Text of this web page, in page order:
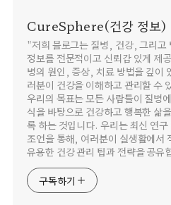
CureSphere(건강 정보)
"저희 블로그는 질병, 건강, 그리고
정보를 전문적이고 신뢰감 있게 제
병의 원인, 증상, 치료 방법을 깊이
러분이 건강을 이해하고 관리할 수
우리의 목표는 모든 사람들이 질병
식을 바탕으로 건강하고 행복한 삶
록 하는 것입니다. 우리는 최신 연구
조언을 통해, 여러분이 실생활에서
유용한 건강 관리 팁과 전략을 공유
구독하기